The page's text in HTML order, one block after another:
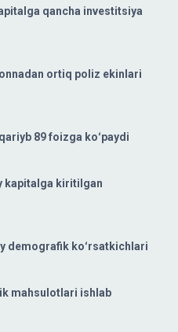
qancha investitsiya
ortiq poliz ekinlari
89 foizga koʻpaydi
kapitalga kiritilgan
demografik koʻrsatkichlari
mahsulotlari ishlab